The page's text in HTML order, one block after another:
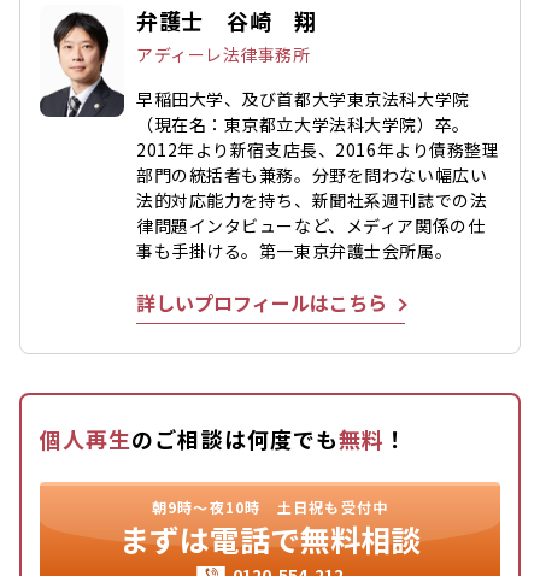
弁護士 谷崎 翔
アディーレ法律事務所
早稲田大学、及び首都大学東京法科大学院
（現在名：東京都立大学法科大学院）卒。
2012年より新宿支店長、2016年より債務整理
部門の統括者も兼務。分野を問わない幅広い
法的対応能力を持ち、新聞社系週刊誌での法
律問題インタビューなど、メディア関係の仕
事も手掛ける。第一東京弁護士会所属。
詳しいプロフィールはこちら
個人再生のご相談は何度でも無料 ！
朝9時〜夜10時 土日祝も受付中
まずは電話で無料相談